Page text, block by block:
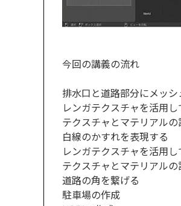
今回の講義の流れ
排水口と道路部分にメッシ
レンガテクスチャを活用
テクスチャとマテリアルの
白線のかすれを表現する
レンガテクスチャを活用
テクスチャとマテリアルの
道路の角を繋げる
駐車場の作成